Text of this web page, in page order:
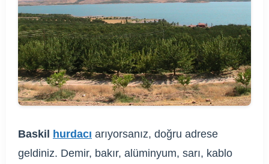
Baskil hurdacı arıyorsanız, doğru adrese
geldiniz. Demir, bakır, alüminyum, sarı, kablo